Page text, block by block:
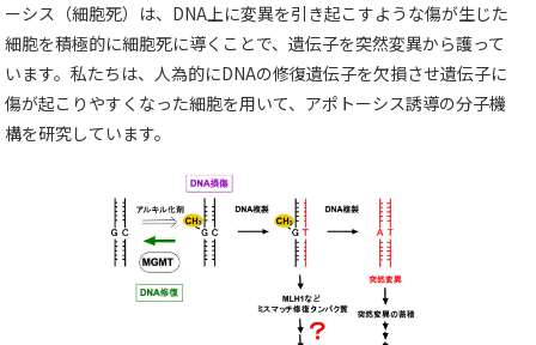
ーシス（細胞死）は、DNA上に変異を引き起こすような傷が生じた
細胞を積極的に細胞死に導くことで、遺伝子を突然変異から護って
います。私たちは、人為的にDNAの修復遺伝子を欠損させ遺伝子に
傷が起こりやすくなった細胞を用いて、アポトーシス誘導の分子機
構を研究しています。